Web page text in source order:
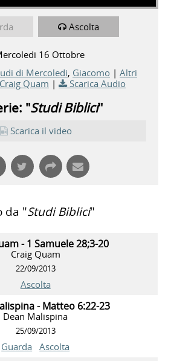
Ascolta
16 Ottobre
di Mercoledi, Giacomo | Altri
Quam | Scarica Audio
"Studi Biblici"
Scarica il video
da "Studi Biblici"
- 1 Samuele 28;3-20
Craig Quam
22/09/2013
Ascolta
- Matteo 6:22-23
Dean Malispina
25/09/2013
Guarda Ascolta